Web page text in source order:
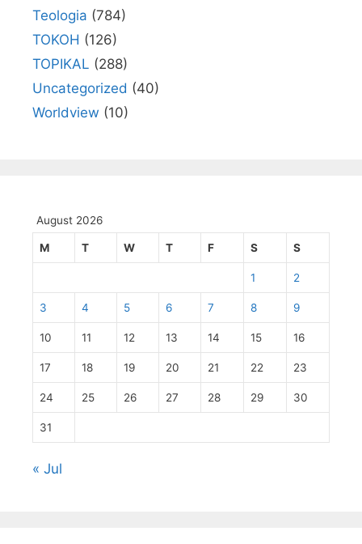
Teologia (784)
TOKOH (126)
TOPIKAL (288)
Uncategorized (40)
Worldview (10)
August 2026
M T W T F S S
1 2
3 4 5 6 7 8 9
10 11 12 13 14 15 16
17 18 19 20 21 22 23
24 25 26 27 28 29 30
31
« Jul